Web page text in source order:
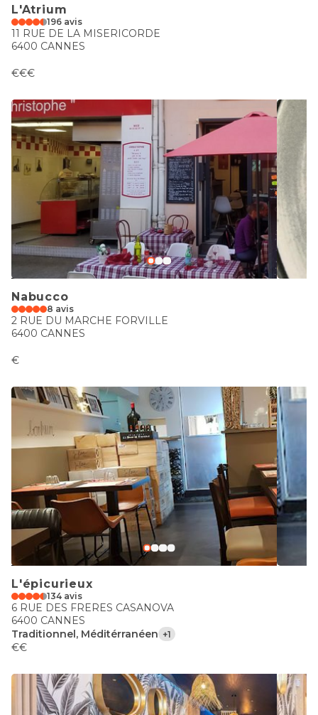
L'Atrium
196 avis
11 RUE DE LA MISERICORDE
6400 CANNES
€€€
Nabucco
8 avis
2 RUE DU MARCHE FORVILLE
6400 CANNES
€
L'épicurieux
134 avis
6 RUE DES FRERES CASANOVA
6400 CANNES
Traditionnel, Méditérranéen +1
€€